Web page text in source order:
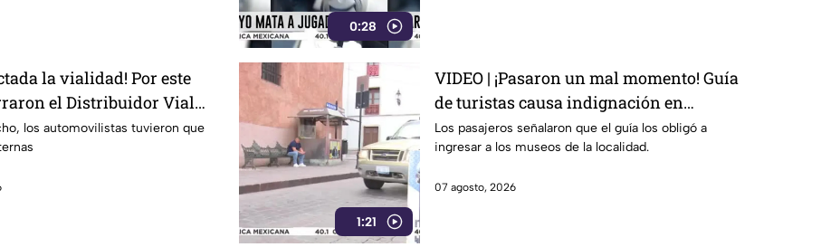
0:28
la vialidad! Por este
el Distribuidor Vial
II en León
los automovilistas tuvieron que
1:21
VIDEO | ¡Pasaron un mal momento! Guía
de turistas causa indignación en
Guanajuato Capital
Los pasajeros señalaron que el guía los obligó a
ingresar a los museos de la localidad.
07 agosto, 2026